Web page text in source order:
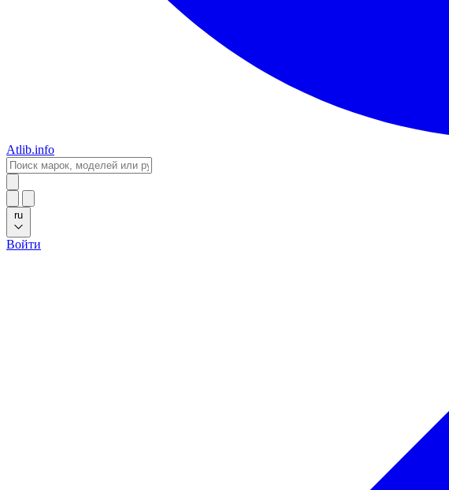
Atlib.info
ru
Войти